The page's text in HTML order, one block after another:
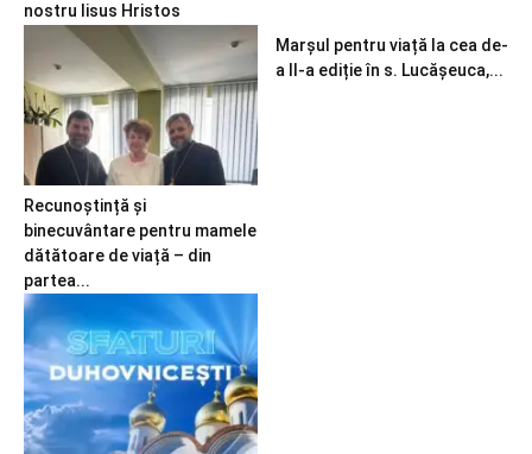
nostru Iisus Hristos
Recunoștință și
binecuvântare pentru mamele
dătătoare de viață – din
partea...
Marșul pentru viață la cea de-
a II-a ediție în s. Lucășeuca,...